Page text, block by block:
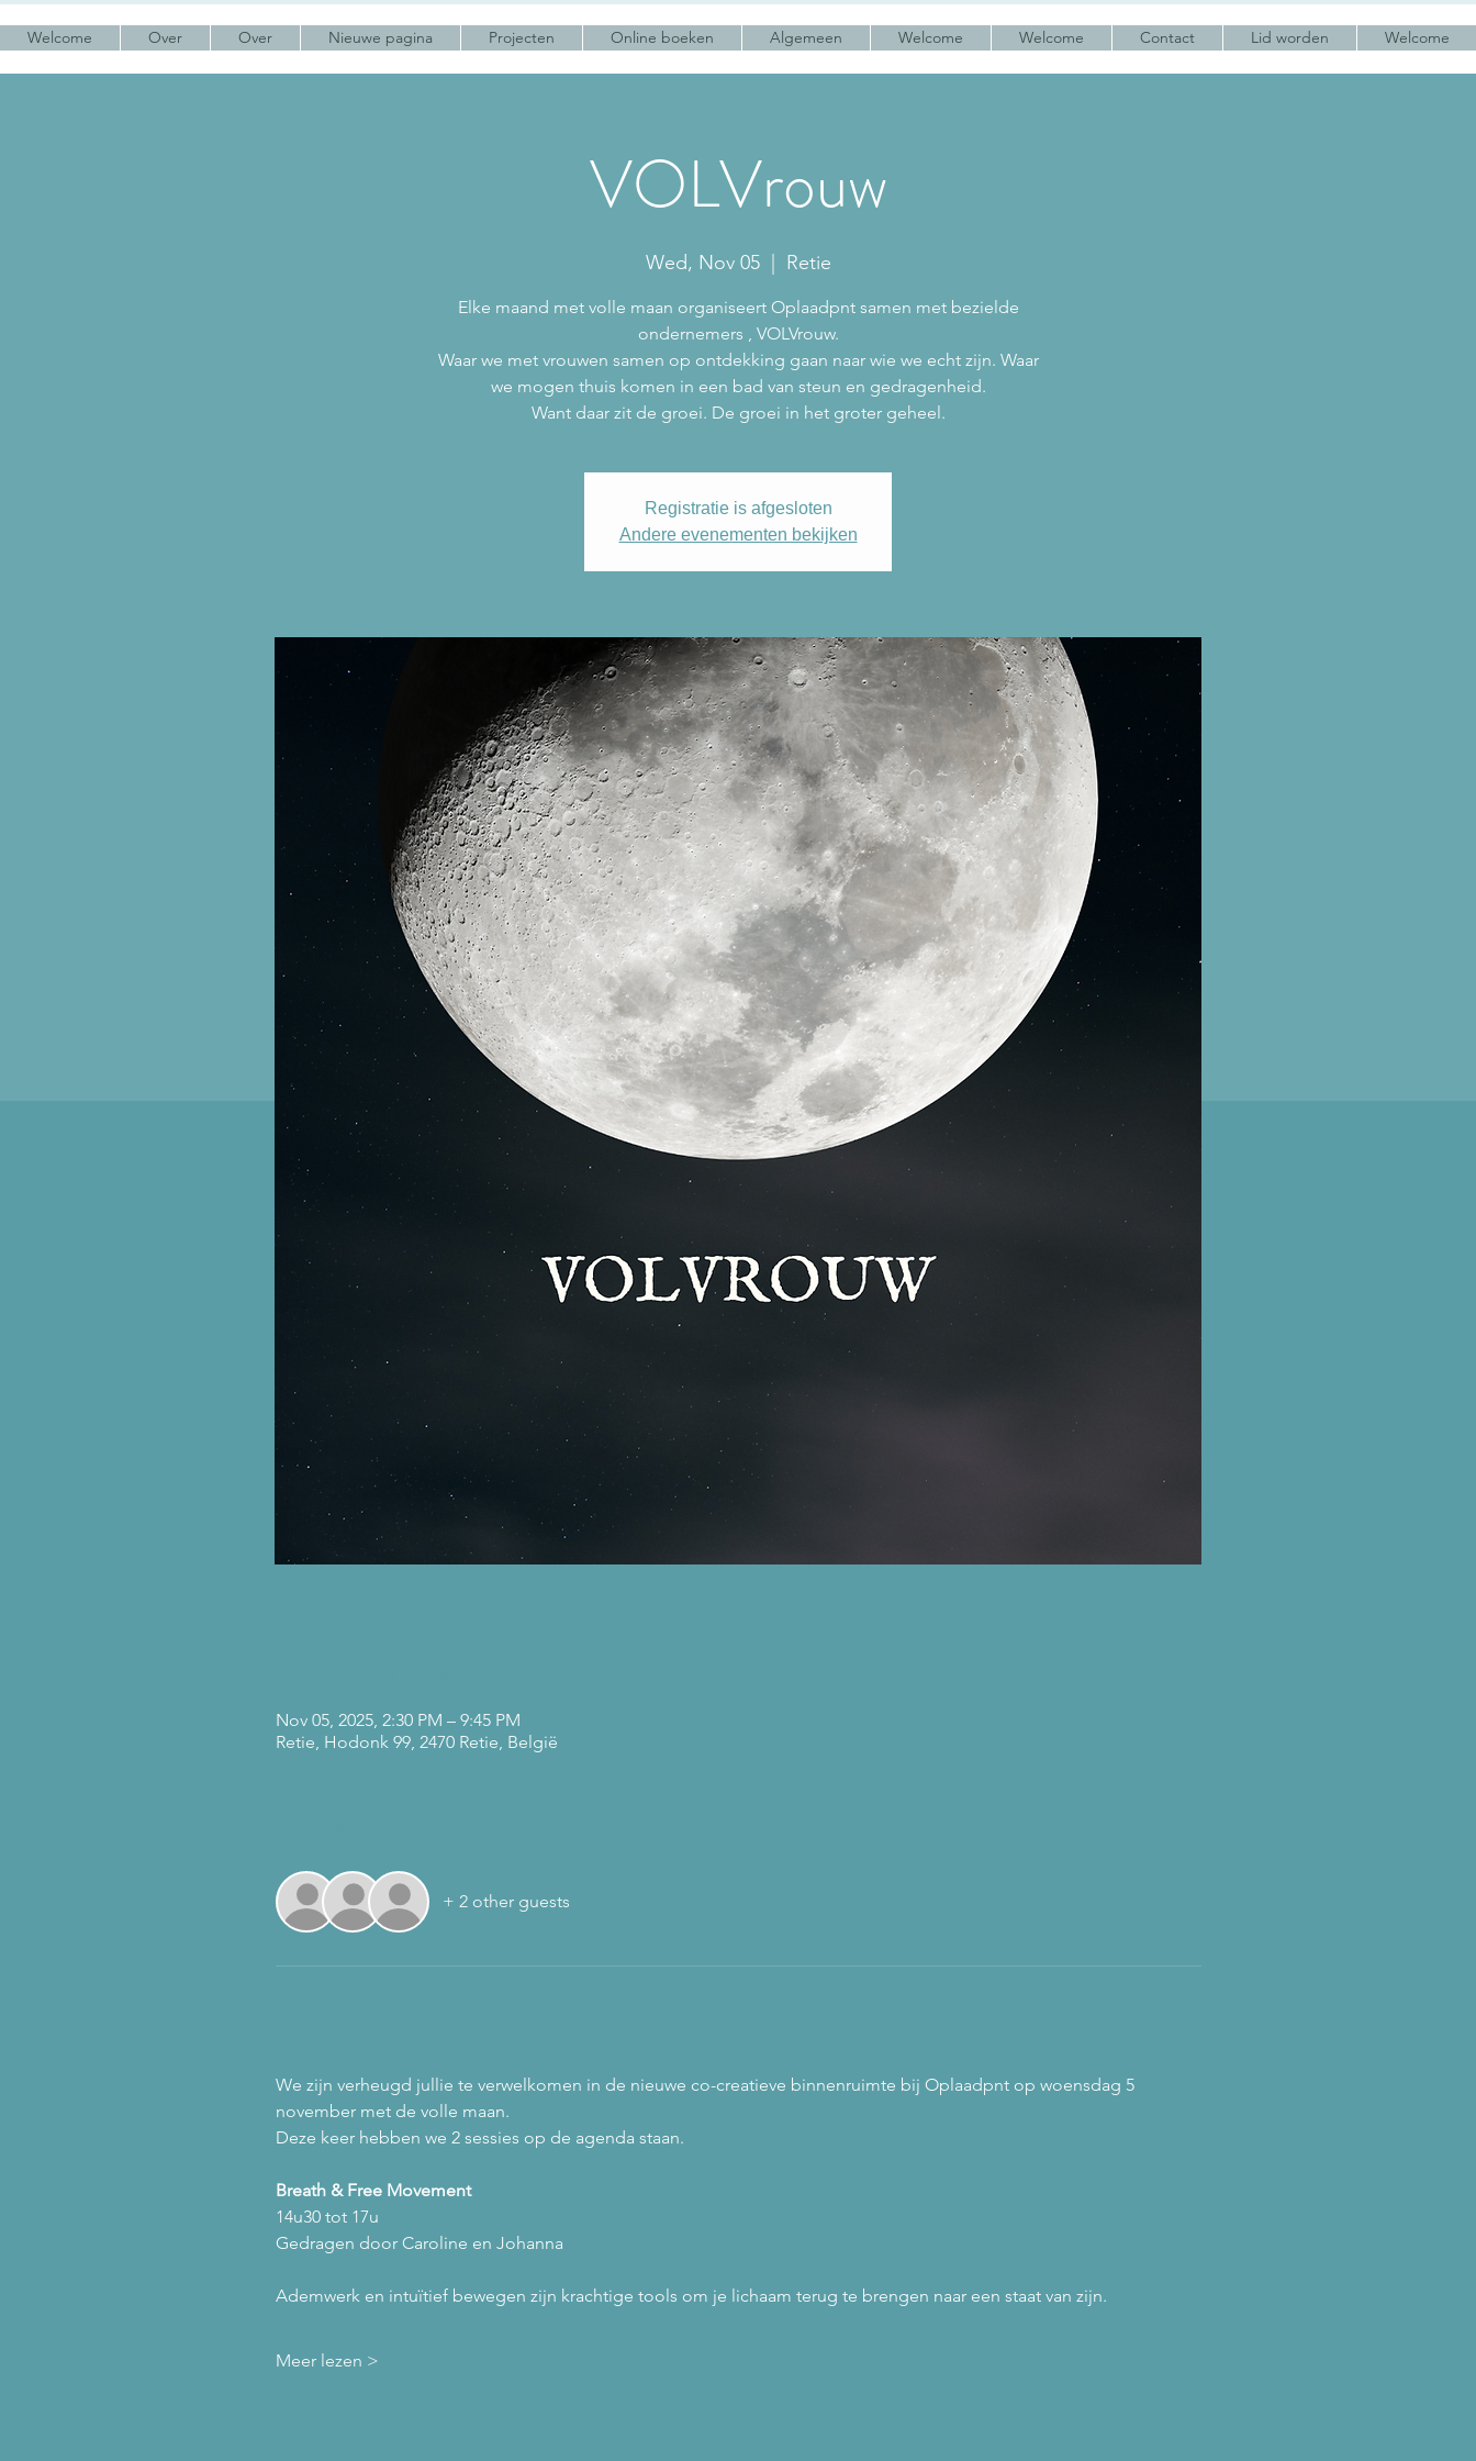
VOLVrouw
Wed, Nov 05
  |
Retie
Elke maand met volle maan organiseert Oplaadpnt samen met bezielde
ondernemers , VOLVrouw.
Waar we met vrouwen samen op ontdekking gaan naar wie we echt zijn. Waar
we mogen thuis komen in een bad van steun en gedragenheid.
Want daar zit de groei. De groei in het groter geheel.
Registratie is afgesloten
Andere evenementen bekijken
Nov 05, 2025, 2:30 PM – 9:45 PM
Retie, Hodonk 99, 2470 Retie, België
+ 2 other guests
We zijn verheugd jullie te verwelkomen in de nieuwe co-creatieve binnenruimte bij Oplaadpnt op woensdag 5
november met de volle maan.
Deze keer hebben we 2 sessies op de agenda staan.
Breath & Free Movement
14u30 tot 17u
Gedragen door Caroline en Johanna
Ademwerk en intuïtief bewegen zijn krachtige tools om je lichaam terug te brengen naar een staat van zijn.
Meer lezen >
Welcome Over Over Nieuwe pagina Projecten Online boeken Algemeen Welcome Welcome Contact Lid worden Welcome